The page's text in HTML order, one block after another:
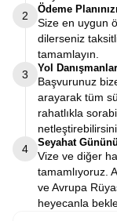
2
Ödeme
Size en uygun
dilerseniz
tamamlayın.
3
Yol
Başvurunuz
arayarak tüm
rahatlıkla
4
Seyahat
Vize ve diğer
tamamlıyoruz.
ve Avrupa
heyecanla